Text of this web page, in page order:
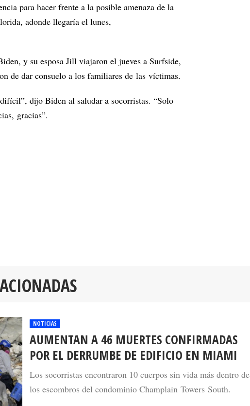
para hacer frente a la posible amenaza de la
adonde llegaría el lunes,
y su esposa Jill viajaron el jueves a Surfside,
de dar consuelo a los familiares de las víctimas.
dijo Biden al saludar a socorristas. “Solo
gracias”.
NOTICIAS
AUMENTAN A 46 MUERTES CONFIRMADAS
POR EL DERRUMBE DE EDIFICIO EN MIAMI
Los socorristas encontraron 10 cuerpos sin vida más dentro de
los escombros del condominio Champlain Towers South.